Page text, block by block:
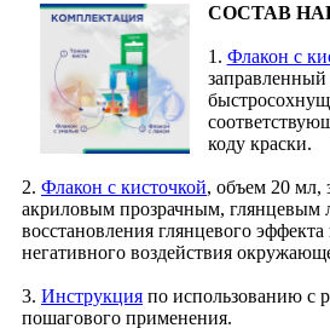
СОСТАВ
1. Флакон с
заправленный
коду краски.
2. Флакон с кисточкой, объем 20 мл,
акриловым прозрачным, глянцевым
восстановления глянцевого
негативного воздействия
3. Инструкция по использованию с
пошагового применения.